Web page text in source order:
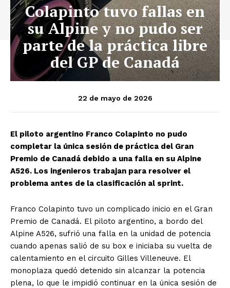
Colapinto tuvo fallas en
su Alpine y no pudo ser
parte de la práctica libre
del GP de Canadá
22 de mayo de 2026
El piloto argentino Franco Colapinto no pudo
completar la única sesión de práctica del Gran
Premio de Canadá debido a una falla en su Alpine
A526. Los ingenieros trabajan para resolver el
problema antes de la clasificación al sprint.
Franco Colapinto tuvo un complicado inicio en el Gran
Premio de Canadá. El piloto argentino, a bordo del
Alpine A526, sufrió una falla en la unidad de potencia
cuando apenas salió de su box e iniciaba su vuelta de
calentamiento en el circuito Gilles Villeneuve. El
monoplaza quedó detenido sin alcanzar la potencia
plena, lo que le impidió continuar en la única sesión de